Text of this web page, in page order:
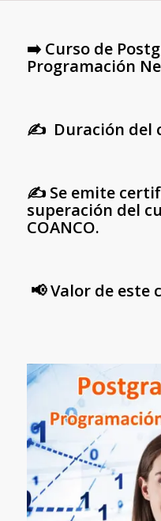
➡️ Curso de
Programación
✍️ Duración del
✍️ Se emite
superación del
COANCO.
📢 Valor de este